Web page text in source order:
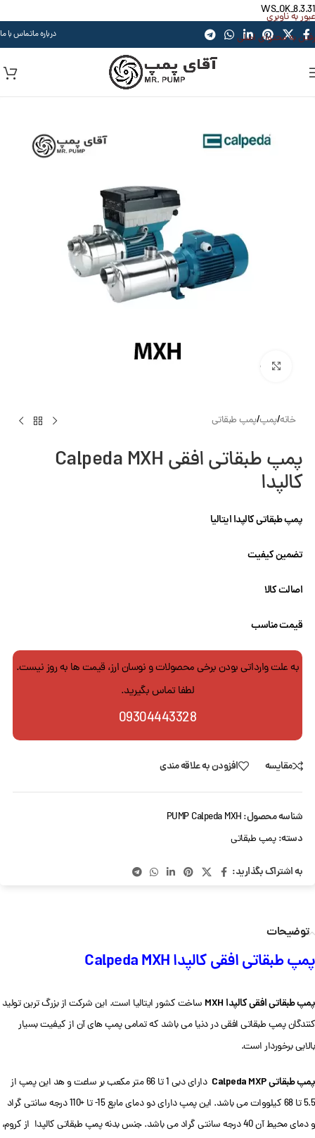
WS_OK_8.3.31
عبور به ناوبری
رفتن به محتوای اصلی
درباره ماتماس با ما
بزرگنمایی تصویر
خانه/پمپ/پمپ طبقاتی
پمپ طبقاتی افقی Calpeda MXH
کالپدا
پمپ طبقاتی کالپدا ایتالیا
تضمین کیفیت
اصالت کالا
قیمت مناسب
به علت وارداتی بودن برخی محصولات و نوسان ارز، قیمت ها به روز نیست.
لطفا تماس بگیرید.
09304443328
مقایسه افزودن به علاقه مندی
شناسه محصول:PUMP Calpeda MXH
دسته: پمپ طبقاتی
به اشتراک بگذارید:
توضیحات
پمپ طبقاتی افقیکالپداCalpeda MXH
پمپ طبقاتی افقی کالپدا MXH ساخت کشور ایتالیا است. این شرکت از بزرگ ترین تولید
کنندگان پمپ طبقاتی افقی در دنیا می باشد که تمامی پمپ های آن از کیفیت بسیار
بالایی برخوردار است.
پمپ طبقاتیCalpeda MXP
دارای دبی 1 تا 66 متر مکعب بر ساعت و هد این پمپ از
5.5 تا 68 کیلووات می باشد. این پمپ دارای دو دمای مایع 15- تا +110 درجه سانتی گراد
و دمای محیط آن 40 درجه سانتی گراد می باشد. جنس بدنه پمپ طبقاتی کالپدا از کروم،